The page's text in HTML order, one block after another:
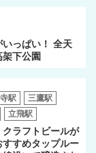
っぱい！ 全天
下公園
駅
三鷹駅
立飛駅
ラフトビールが
すめタップルー